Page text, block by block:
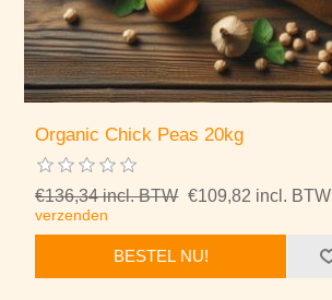
Organic Chick Peas 20kg
€136,34 incl. BTW €109,82 incl. BTW
verzenden
BESTEL NU!